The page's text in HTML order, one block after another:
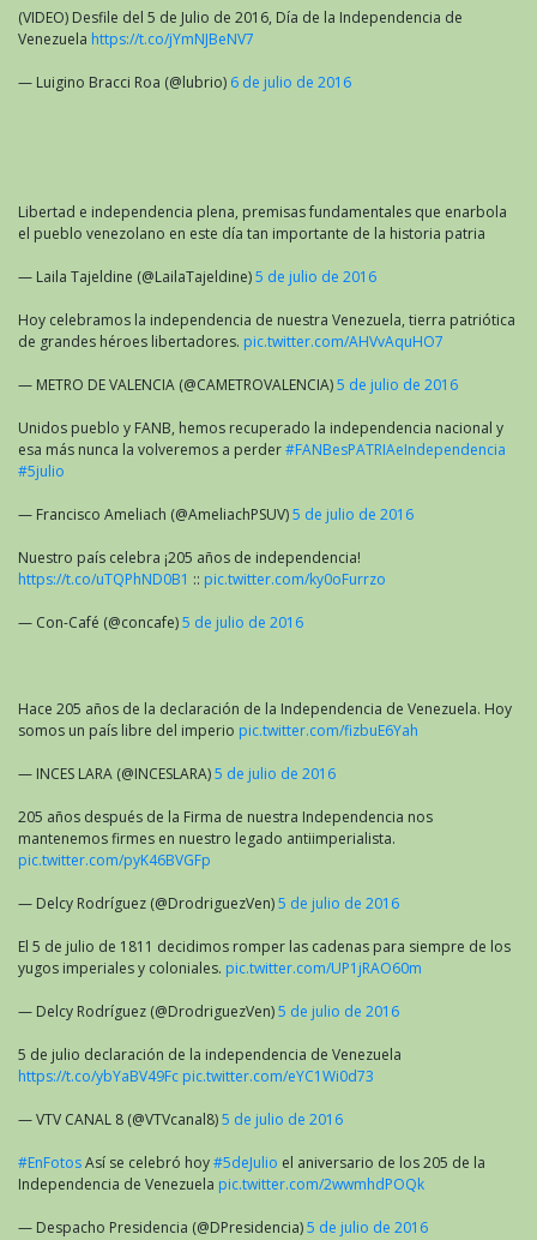
(VIDEO) Desfile del 5 de Julio de 2016, Día de la Independencia de
Venezuela https://t.co/jYmNJBeNV7
— Luigino Bracci Roa (@lubrio) 6 de julio de 2016
Libertad e independencia plena, premisas fundamentales que enarbola
el pueblo venezolano en este día tan importante de la historia patria
— Laila Tajeldine (@LailaTajeldine)5 de julio de 2016
Hoy celebramos la independencia de nuestra Venezuela, tierra patriótica
de grandes héroes libertadores. pic.twitter.com/AHVvAquHO7
— METRO DE VALENCIA (@CAMETROVALENCIA)5 de julio de 2016
Unidos pueblo y FANB, hemos recuperado la independencia nacional y
esa más nunca la volveremos a perder#FANBesPATRIAeIndependencia
#5julio
— Francisco Ameliach (@AmeliachPSUV)5 de julio de 2016
Nuestro país celebra ¡205 años de independencia!
https://t.co/uTQPhND0B1 :: pic.twitter.com/ky0oFurrzo
— Con-Café (@concafe)5 de julio de 2016
Hace 205 años de la declaración de la Independencia de Venezuela. Hoy
somos un país libre del imperio pic.twitter.com/fizbuE6Yah
— INCES LARA (@INCESLARA)5 de julio de 2016
205 años después de la Firma de nuestra Independencia nos
mantenemos firmes en nuestro legado antiimperialista.
pic.twitter.com/pyK46BVGFp
— Delcy Rodríguez (@DrodriguezVen)5 de julio de 2016
El 5 de julio de 1811 decidimos romper las cadenas para siempre de los
yugos imperiales y coloniales. pic.twitter.com/UP1jRAO60m
— Delcy Rodríguez (@DrodriguezVen)5 de julio de 2016
5 de julio declaración de la independencia de Venezuela
https://t.co/ybYaBV49Fc pic.twitter.com/eYC1Wi0d73
— VTV CANAL 8 (@VTVcanal8)5 de julio de 2016
#EnFotosAsí se celebró hoy#5deJulio el aniversario de los 205 de la
Independencia de Venezuela pic.twitter.com/2wwmhdPOQk
— Despacho Presidencia (@DPresidencia)5 de julio de 2016